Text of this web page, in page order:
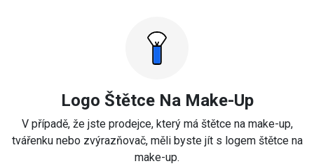
Logo Štětce Na Make-Up
V případě, že jste prodejce, který má štětce na make-up,
tvářenku nebo zvýrazňovač, měli byste jít s logem štětce na
make-up.